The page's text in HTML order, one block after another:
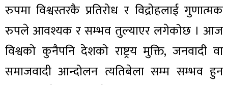
रुपमा विश्वस्तरकै प्रतिरोध र विद्रोहलाई गुणात्मक
रुपले आवश्यक र सम्भव तुल्याएर लगेकोछ । आज
विश्वको कुनैपनि देशको राष्ट्रय मुक्ति, जनवादी वा
समाजवादी आन्दोलन त्यतिबेला सम्म सम्भव हुन